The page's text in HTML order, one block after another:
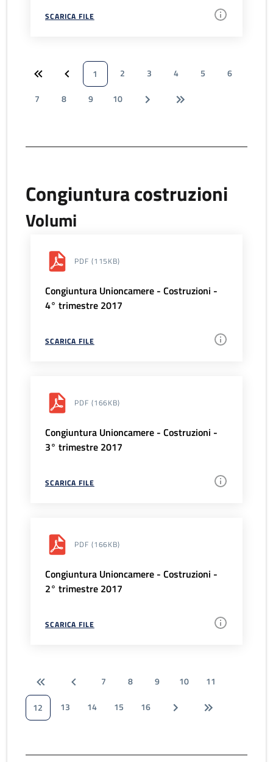
SCARICA FILE
1 2 3 4 5
6
7
8 9 10
Congiuntura costruzioni
Volumi
PDF (115KB)
Congiuntura Unioncamere - Costruzioni -
4° trimestre 2017
SCARICA FILE
PDF (166KB)
Congiuntura Unioncamere - Costruzioni -
3° trimestre 2017
SCARICA FILE
PDF (166KB)
Congiuntura Unioncamere - Costruzioni -
2° trimestre 2017
SCARICA FILE
7 8 9 10
11
12
13 14 15 16